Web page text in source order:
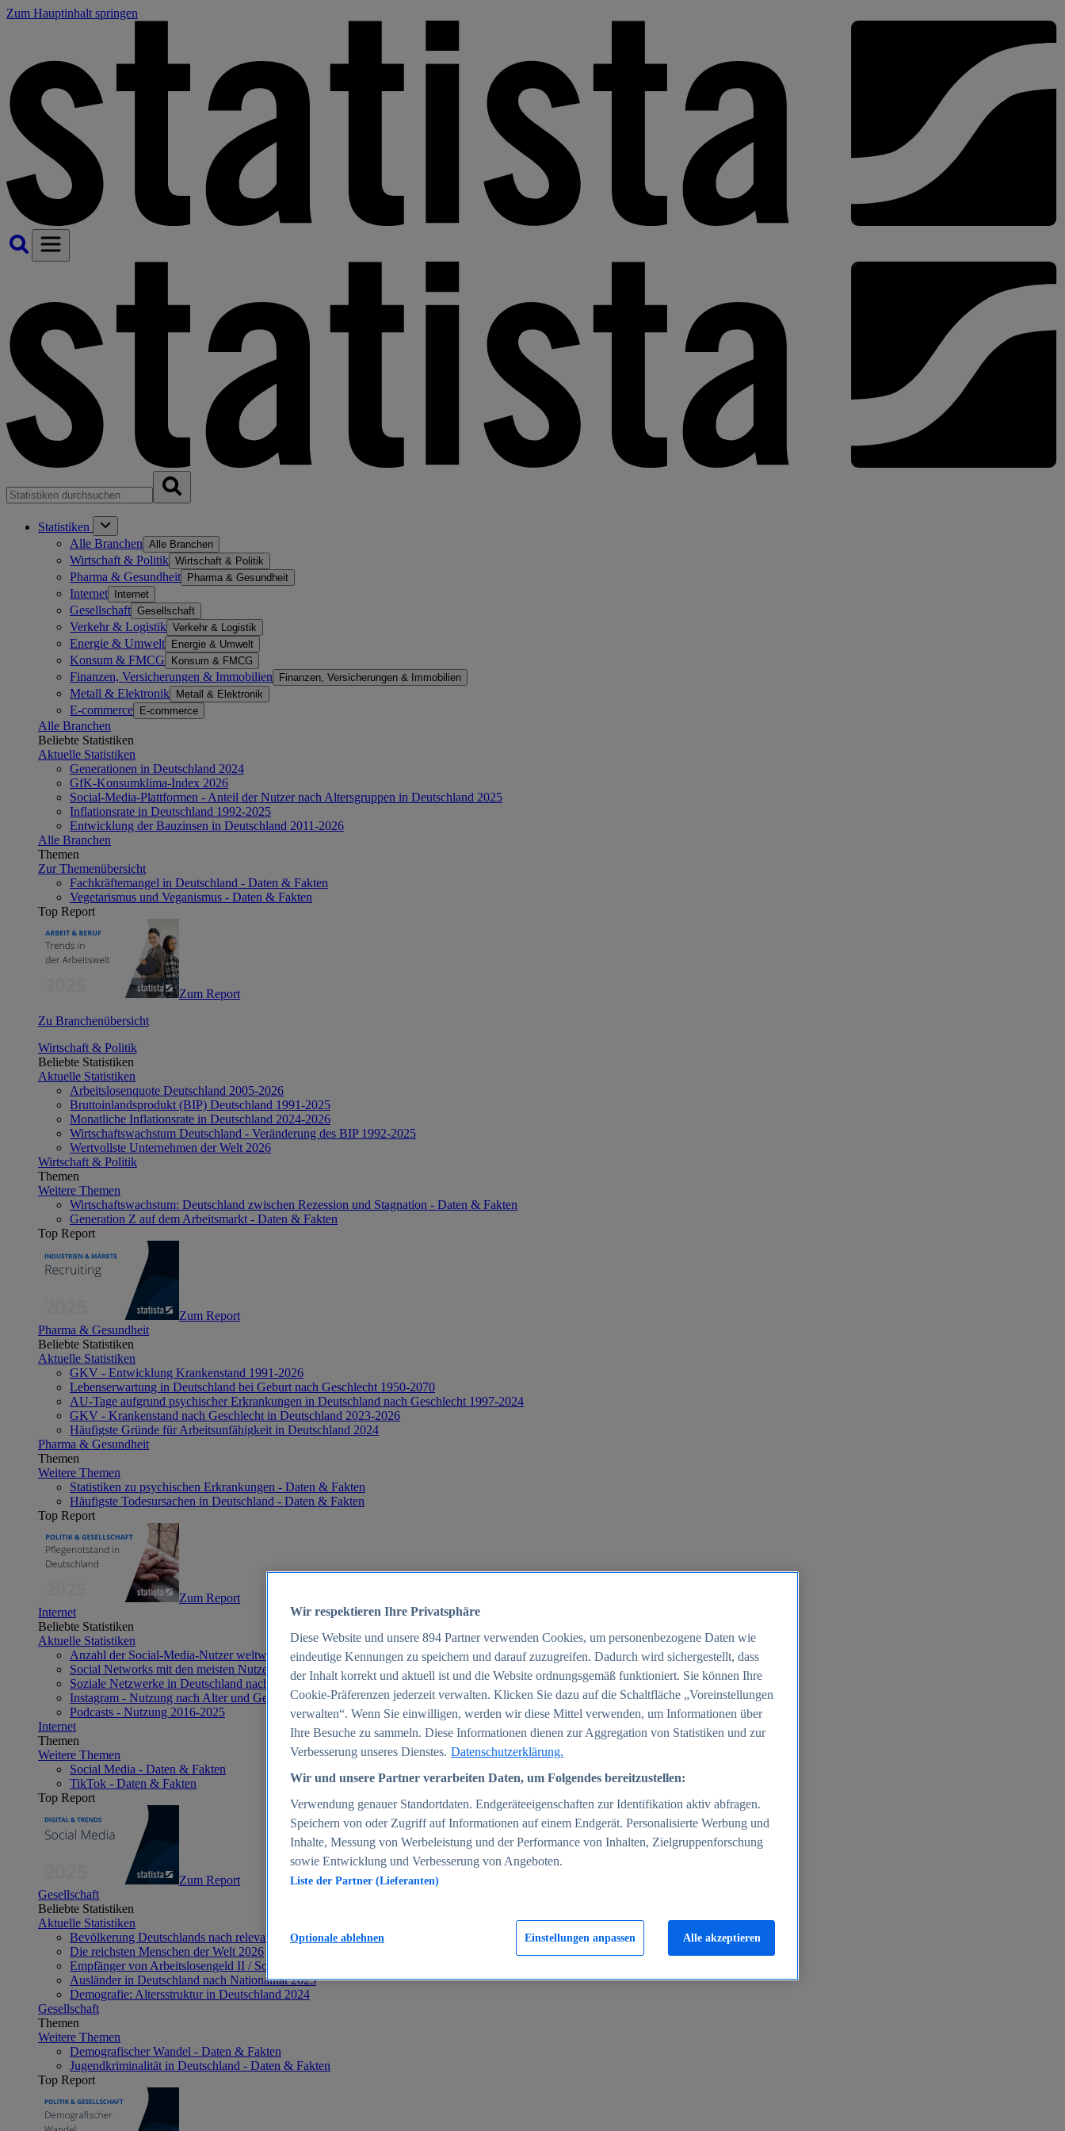
Zum Hauptinhalt springen
Statistiken
Alle Branchen Alle Branchen
Wirtschaft & Politik Wirtschaft & Politik
Pharma & Gesundheit Pharma & Gesundheit
Internet Internet
Gesellschaft Gesellschaft
Verkehr & Logistik Verkehr & Logistik
Energie & Umwelt Energie & Umwelt
Konsum & FMCG Konsum & FMCG
Finanzen, Versicherungen & Immobilien Finanzen, Versicherungen & Immobilien
Metall & Elektronik Metall & Elektronik
E-commerce E-commerce
Alle Branchen
Beliebte Statistiken
Aktuelle Statistiken
Generationen in Deutschland 2024
GfK-Konsumklima-Index 2026
Social-Media-Plattformen - Anteil der Nutzer nach Altersgruppen in Deutschland 2025
Inflationsrate in Deutschland 1992-2025
Entwicklung der Bauzinsen in Deutschland 2011-2026
Alle Branchen
Themen
Zur Themenübersicht
Fachkräftemangel in Deutschland - Daten & Fakten
Vegetarismus und Veganismus - Daten & Fakten
Top Report
Zum Report
Zu Branchenübersicht
Wirtschaft & Politik
Beliebte Statistiken
Aktuelle Statistiken
Arbeitslosenquote Deutschland 2005-2026
Bruttoinlandsprodukt (BIP) Deutschland 1991-2025
Monatliche Inflationsrate in Deutschland 2024-2026
Wirtschaftswachstum Deutschland - Veränderung des BIP 1992-2025
Wertvollste Unternehmen der Welt 2026
Wirtschaft & Politik
Themen
Weitere Themen
Wirtschaftswachstum: Deutschland zwischen Rezession und Stagnation - Daten & Fakten
Generation Z auf dem Arbeitsmarkt - Daten & Fakten
Top Report
Zum Report
Pharma & Gesundheit
Beliebte Statistiken
Aktuelle Statistiken
GKV - Entwicklung Krankenstand 1991-2026
Lebenserwartung in Deutschland bei Geburt nach Geschlecht 1950-2070
AU-Tage aufgrund psychischer Erkrankungen in Deutschland nach Geschlecht 1997-2024
GKV - Krankenstand nach Geschlecht in Deutschland 2023-2026
Häufigste Gründe für Arbeitsunfähigkeit in Deutschland 2024
Pharma & Gesundheit
Themen
Weitere Themen
Statistiken zu psychischen Erkrankungen - Daten & Fakten
Häufigste Todesursachen in Deutschland - Daten & Fakten
Top Report
Zum Report
Internet
Beliebte Statistiken
Aktuelle Statistiken
Anzahl der Social-Media-Nutzer weltweit 2012-2025
Social Networks mit den meisten Nutzern weltweit 2025
Soziale Netzwerke in Deutschland nach Generationen 2025
Instagram - Nutzung nach Alter und Geschlecht in Deutschland 2025
Podcasts - Nutzung 2016-2025
Internet
Themen
Weitere Themen
Social Media - Daten & Fakten
TikTok - Daten & Fakten
Top Report
Zum Report
Gesellschaft
Beliebte Statistiken
Aktuelle Statistiken
Bevölkerung Deutschlands nach relevanten Altersgruppen 2024
Die reichsten Menschen der Welt 2026
Empfänger von Arbeitslosengeld II / Sozialgeld / Bürgergeld in Deutschland 2005-2025
Ausländer in Deutschland nach Nationalität 2025
Demografie: Altersstruktur in Deutschland 2024
Gesellschaft
Themen
Weitere Themen
Demografischer Wandel - Daten & Fakten
Jugendkriminalität in Deutschland - Daten & Fakten
Top Report
Wir respektieren Ihre Privatsphäre
Diese Website und unsere 894 Partner verwenden Cookies, um personenbezogene Daten wie
eindeutige Kennungen zu speichern und darauf zuzugreifen. Dadurch wird sichergestellt, dass
der Inhalt korrekt und aktuell ist und die Website ordnungsgemäß funktioniert. Sie können Ihre
Cookie-Präferenzen jederzeit verwalten. Klicken Sie dazu auf die Schaltfläche „Voreinstellungen
verwalten“. Wenn Sie einwilligen, werden wir diese Mittel verwenden, um Informationen über
Ihre Besuche zu sammeln. Diese Informationen dienen zur Aggregation von Statistiken und zur
Verbesserung unseres Dienstes. Datenschutzerklärung.
Wir und unsere Partner verarbeiten Daten, um Folgendes bereitzustellen:
Verwendung genauer Standortdaten. Endgeräteeigenschaften zur Identifikation aktiv abfragen.
Speichern von oder Zugriff auf Informationen auf einem Endgerät. Personalisierte Werbung und
Inhalte, Messung von Werbeleistung und der Performance von Inhalten, Zielgruppenforschung
sowie Entwicklung und Verbesserung von Angeboten.
Liste der Partner (Lieferanten)
Einstellungen anpassen
Optionale ablehnen Alle akzeptieren